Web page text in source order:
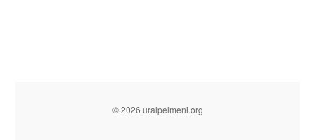
© 2026 uralpelmeni.org